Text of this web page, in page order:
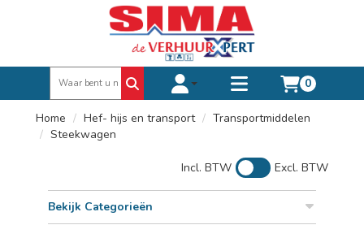
Toggle account dropdown
Toggle
menu
0
Home Hef- hijs en transport
Transportmiddelen
Steekwagen
Incl. BTW Excl. BTW
Bekijk Categorieën